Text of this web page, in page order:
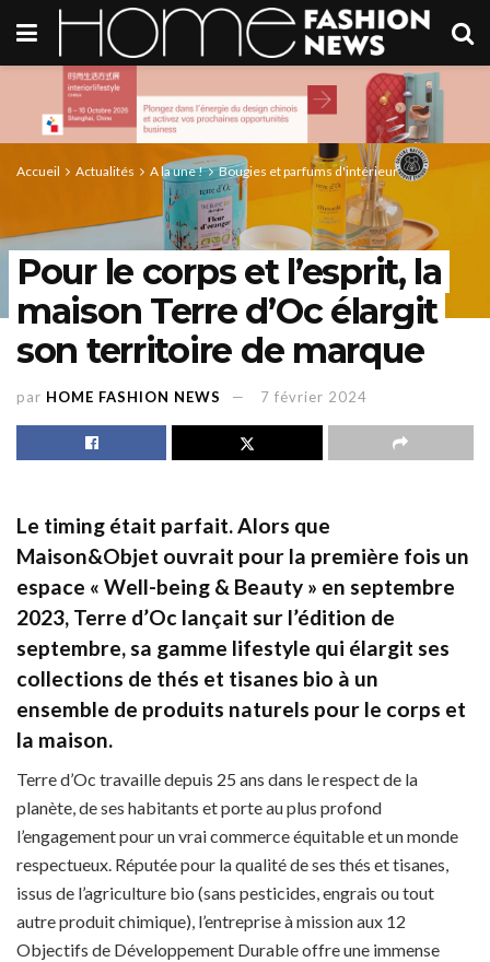
Accueil Actualités A la une ! Bougies et parfums d'intérieur
Pour le corps et l’esprit, la
maison Terre d’Oc élargit
son territoire de marque
par HOME FASHION NEWS 7 février 2024
Le timing était parfait. Alors que
Maison&Objet ouvrait pour la première fois un
espace « Well-being & Beauty » en septembre
2023, Terre d’Oc lançait sur l’édition de
septembre, sa gamme lifestyle qui élargit ses
collections de thés et tisanes bio à un
ensemble de produits naturels pour le corps et
la maison.
Terre d’Oc travaille depuis 25 ans dans le respect de la
planète, de ses habitants et porte au plus profond
l’engagement pour un vrai commerce équitable et un monde
respectueux. Réputée pour la qualité de ses thés et tisanes,
issus de l’agriculture bio (sans pesticides, engrais ou tout
autre produit chimique), l’entreprise à mission aux 12
Objectifs de Développement Durable offre une immense